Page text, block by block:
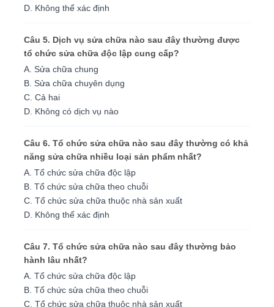
D. Không thể xác định
Câu 5. Dịch vụ sửa chữa nào sau đây thường được
tổ chức sửa chữa độc lập cung cấp?
A. Sửa chữa chung
B. Sửa chữa chuyên dụng
C. Cả hai
D. Không có dịch vụ nào
Câu 6. Tổ chức sửa chữa nào sau đây thường có khả
năng sửa chữa nhiều loại sản phẩm nhất?
A. Tổ chức sửa chữa độc lập
B. Tổ chức sửa chữa theo chuỗi
C. Tổ chức sửa chữa thuộc nhà sản xuất
D. Không thể xác định
Câu 7. Tổ chức sửa chữa nào sau đây thường bảo
hành lâu nhất?
A. Tổ chức sửa chữa độc lập
B. Tổ chức sửa chữa theo chuỗi
C. Tổ chức sửa chữa thuộc nhà sản xuất